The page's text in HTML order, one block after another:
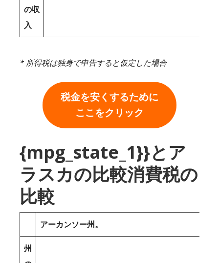
の収
入
* 所得税は独身で申告すると仮定した場合
税金を安くするために
ここをクリック
{mpg_state_1}}とア
ラスカの比較消費税の
比較
アーカンソー州。
州